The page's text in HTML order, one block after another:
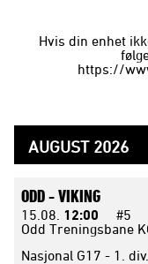
Hvis din enhet
https://
AUGUST 2026
ODD -VIKING
15.08. 12:00
#5
Odd Treningsbane
Nasjonal G17 - 1.